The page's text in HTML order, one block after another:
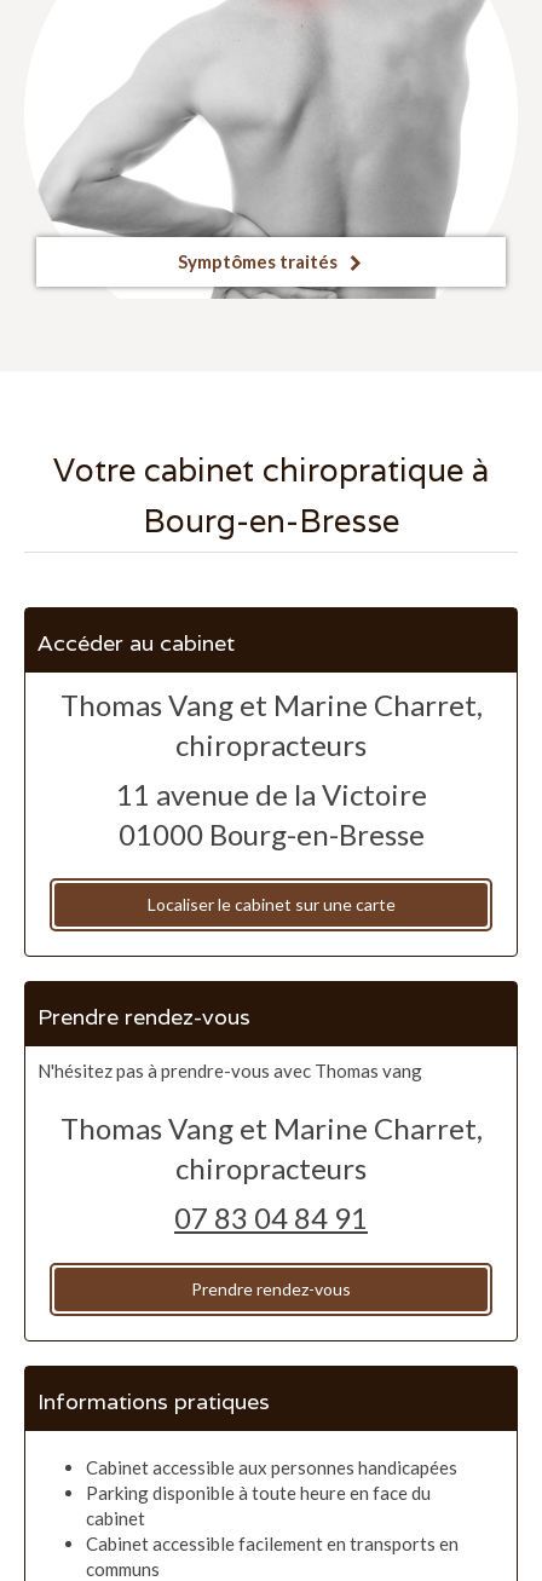
Symptômes traités
Votre cabinet chiropratique à
Bourg-en-Bresse
Accéder au cabinet
Thomas Vang et Marine Charret,
chiropracteurs
11 avenue de la Victoire
01000 Bourg-en-Bresse
Localiser le cabinet sur une carte
Prendre rendez-vous
N'hésitez pas à prendre-vous avec Thomas vang
Thomas Vang et Marine Charret,
chiropracteurs
07 83 04 84 91
Prendre rendez-vous
Informations pratiques
Cabinet accessible aux personnes handicapées
Parking disponible à toute heure en face du
cabinet
Cabinet accessible facilement en transports en
communs